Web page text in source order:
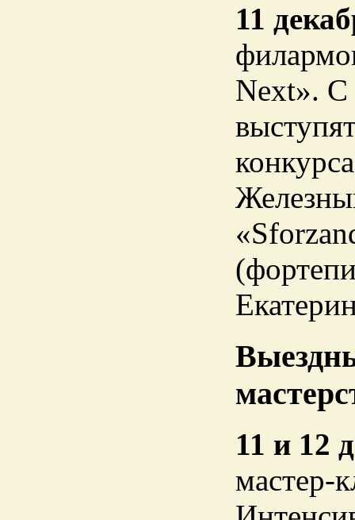
11
Next». С
11 и 12
мастер-